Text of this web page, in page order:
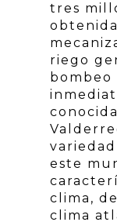
tres
riego
este
clima,
clima